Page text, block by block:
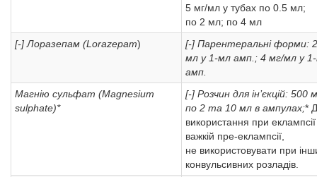
5 мг/мл у тубах по 0.5 мл;
по 2 мл; по 4 мл
[-] Лоразепам (Lorazepam)
[-] Парентеральні форми:
мл у 1-мл амп.; 4 мг/мл у
амп.
Магнію сульфат (Magnesium
sulphate)*
[-] Розчин для ін’єкцій: 500
по 2 та 10 мл в ампулах;*
використання при
важкій пре-еклампсії,
не використовувати при
конвульсивних розладів.